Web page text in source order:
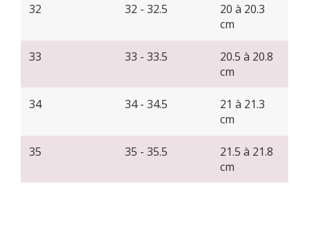
32 32 - 32.5
20 à 20.3
cm
33 33 - 33.5
20.5 à 20.8
cm
34 34 - 34.5
21 à 21.3
cm
35 35 - 35.5
21.5 à 21.8
cm